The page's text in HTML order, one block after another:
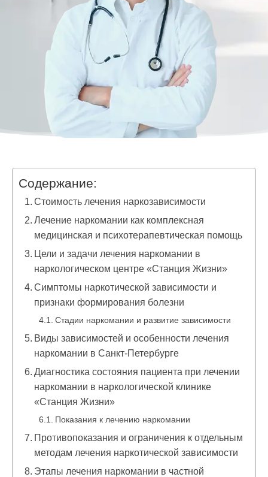
Содержание:
Стоимость лечения наркозависимости
Лечение наркомании как комплексная
медицинская и психотерапевтическая помощь
Цели и задачи лечения наркомании в
наркологическом центре «Станция Жизни»
Симптомы наркотической зависимости и
признаки формирования болезни
Стадии наркомании и развитие зависимости
Виды зависимостей и особенности лечения
наркомании в Санкт-Петербурге
Диагностика состояния пациента при лечении
наркомании в наркологической клинике
«Станция Жизни»
Показания к лечению наркомании
Противопоказания и ограничения к отдельным
методам лечения наркотической зависимости
Этапы лечения наркомании в частной